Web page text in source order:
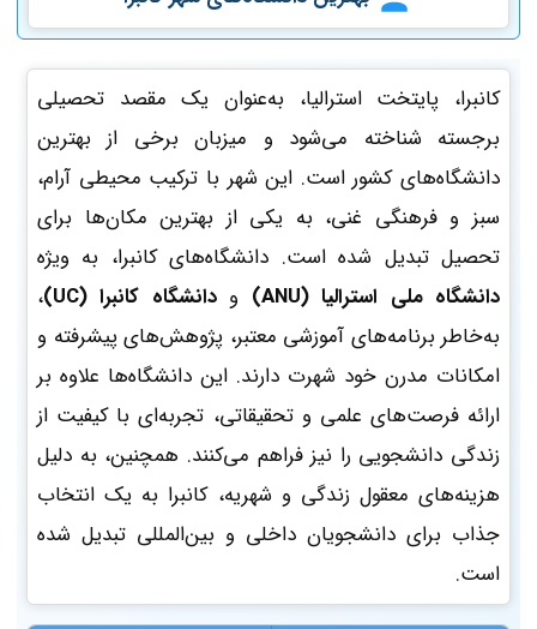
کانبرا، پایتخت استرالیا، به‌عنوان یک مقصد تحصیلی
برجسته شناخته می‌شود و میزبان برخی از بهترین
دانشگاه‌های کشور است. این شهر با ترکیب محیطی آرام،
سبز و فرهنگی غنی، به یکی از بهترین مکان‌ها برای
تحصیل تبدیل شده است. دانشگاه‌های کانبرا، به ویژه
دانشگاه ملی استرالیا (ANU)
ودانشگاه کانبرا (UC)
،
به‌خاطر برنامه‌های آموزشی معتبر، پژوهش‌های پیشرفته و
امکانات مدرن خود شهرت دارند. این دانشگاه‌ها علاوه بر
ارائه فرصت‌های علمی و تحقیقاتی، تجربه‌ای با کیفیت از
زندگی دانشجویی را نیز فراهم می‌کنند. همچنین، به دلیل
هزینه‌های معقول زندگی و شهریه، کانبرا به یک انتخاب
جذاب برای دانشجویان داخلی و بین‌المللی تبدیل شده
است.